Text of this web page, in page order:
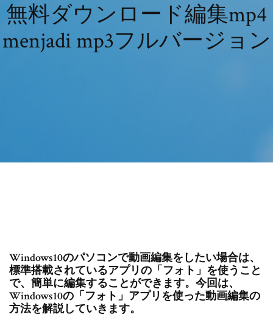
無料ダウンロード編集mp4
menjadi mp3フルバージョン
Windows10のパソコンで動画編集をしたい場合は、
標準搭載されているアプリの「フォト」を使うこと
で、簡単に編集することができます。今回は、
Windows10の「フォト」アプリを使った動画編集の
方法を解説していきます。